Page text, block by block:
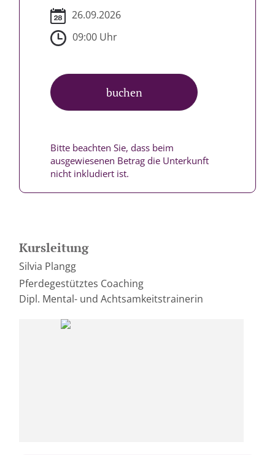
26.09.2026
09:00 Uhr
buchen
Bitte beachten Sie, dass beim
ausgewiesenen Betrag die Unterkunft
nicht inkludiert ist.
Kursleitung
Silvia Plangg
Pferdegestütztes Coaching
Dipl. Mental- und Achtsamkeitstrainerin